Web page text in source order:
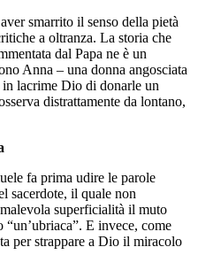
smarrito il senso della pietà
a oltranza. La storia che
dal Papa ne è un
Anna – una donna angosciata
lacrime Dio di donarle un
distrattamente da lontano,
fa prima udire le parole
sacerdote, il quale non
superficialità il muto
E invece, come
per strappare a Dio il miracolo